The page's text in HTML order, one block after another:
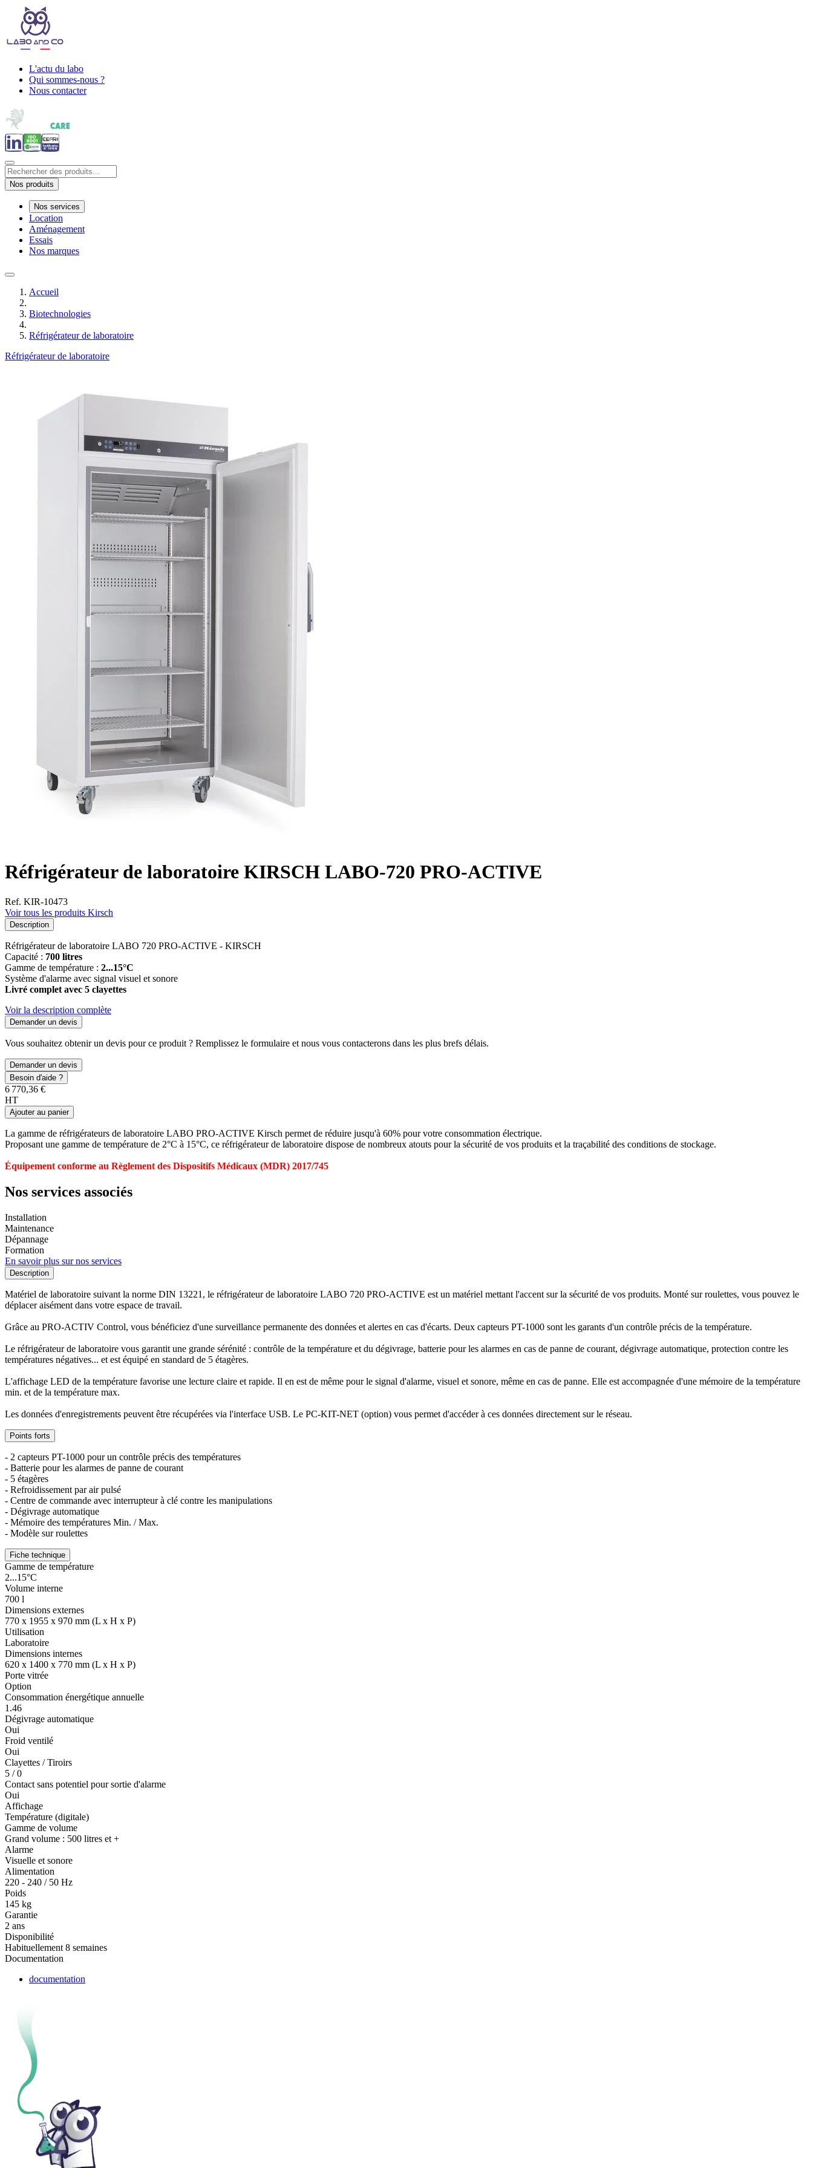
L'actu du labo
Qui sommes-nous ?
Nous contacter
Nos produits
Nos services
Location
Aménagement
Essais
Nos marques
Accueil
Biotechnologies
Réfrigérateur de laboratoire
Réfrigérateur de laboratoire
Réfrigérateur de laboratoire KIRSCH LABO-720 PRO-ACTIVE
Ref. KIR-10473
Voir tous les produits Kirsch
Description
Réfrigérateur de laboratoire LABO 720 PRO-ACTIVE - KIRSCH
Capacité : 700 litres
Gamme de température : 2...15°C
Système d'alarme avec signal visuel et sonore
Livré complet avec 5 clayettes
Voir la description complète
Demander un devis
Vous souhaitez obtenir un devis pour ce produit ? Remplissez le formulaire et nous vous contacterons dans les plus brefs délais.
Demander un devis
Besoin d'aide ?
6 770,36 €
HT
Ajouter au panier
La gamme de réfrigérateurs de laboratoire LABO PRO-ACTIVE Kirsch permet de réduire jusqu'à 60% pour votre consommation électrique.
Proposant une gamme de température de 2°C à 15°C, ce réfrigérateur de laboratoire dispose de nombreux atouts pour la sécurité de vos produits et la traçabilité des conditions de stockage.
Équipement conforme au Règlement des Dispositifs Médicaux (MDR) 2017/745
Nos services associés
Installation
Maintenance
Dépannage
Formation
En savoir plus sur nos services
Description
Matériel de laboratoire suivant la norme DIN 13221, le réfrigérateur de laboratoire LABO 720 PRO-ACTIVE est un matériel mettant l'accent sur la sécurité de vos produits. Monté sur roulettes, vous pouvez le
déplacer aisément dans votre espace de travail.
Grâce au PRO-ACTIV Control, vous bénéficiez d'une surveillance permanente des données et alertes en cas d'écarts. Deux capteurs PT-1000 sont les garants d'un contrôle précis de la température.
Le réfrigérateur de laboratoire vous garantit une grande sérénité : contrôle de la température et du dégivrage, batterie pour les alarmes en cas de panne de courant, dégivrage automatique, protection contre les
températures négatives... et est équipé en standard de 5 étagères.
L'affichage LED de la température favorise une lecture claire et rapide. Il en est de même pour le signal d'alarme, visuel et sonore, même en cas de panne. Elle est accompagnée d'une mémoire de la température
min. et de la température max.
Les données d'enregistrements peuvent être récupérées via l'interface USB. Le PC-KIT-NET (option) vous permet d'accéder à ces données directement sur le réseau.
Points forts
- 2 capteurs PT-1000 pour un contrôle précis des températures
- Batterie pour les alarmes de panne de courant
- 5 étagères
- Refroidissement par air pulsé
- Centre de commande avec interrupteur à clé contre les manipulations
- Dégivrage automatique
- Mémoire des températures Min. / Max.
- Modèle sur roulettes
Fiche technique
Gamme de température
2...15°C
Volume interne
700 l
Dimensions externes
770 x 1955 x 970 mm (L x H x P)
Utilisation
Laboratoire
Dimensions internes
620 x 1400 x 770 mm (L x H x P)
Porte vitrée
Option
Consommation énergétique annuelle
1.46
Dégivrage automatique
Oui
Froid ventilé
Oui
Clayettes / Tiroirs
5 / 0
Contact sans potentiel pour sortie d'alarme
Oui
Affichage
Température (digitale)
Gamme de volume
Grand volume : 500 litres et +
Alarme
Visuelle et sonore
Alimentation
220 - 240 / 50 Hz
Poids
145 kg
Garantie
2 ans
Disponibilité
Habituellement 8 semaines
Documentation
documentation